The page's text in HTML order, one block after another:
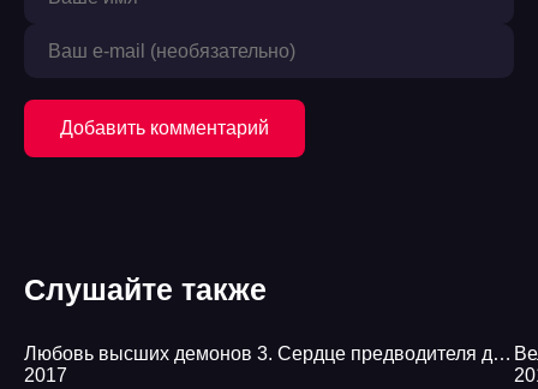
Добавить комментарий
Слушайте также
Любовь высших демонов 3. Сердце предводителя демонов - Ясмина Сапфир
2017